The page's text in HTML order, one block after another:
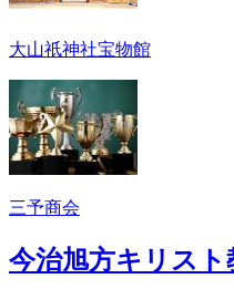
大山祇神社宝物館
三予商会
今治旭方キリスト